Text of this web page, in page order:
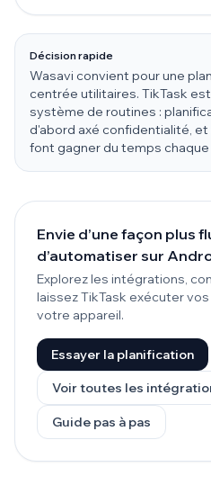
Décision rapide
Wasavi convient pour une
centrée utilitaires. TikTask
système de routines :
d'abord axé confidentialité,
font gagner du temps chaque
Envie d’une façon plus
d’automatiser sur
Explorez les intégrations,
laissez TikTask exécuter vos
votre appareil.
Essayer la planification
Voir toutes les
Guide pas à pas